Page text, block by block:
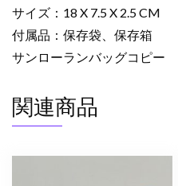
シ
ル
バ
ー
サ
ン
サイズ：18 X 7.5 X 2.5 CM
付属品：保存袋、保存箱
サンローランバッグコピー
関連商品